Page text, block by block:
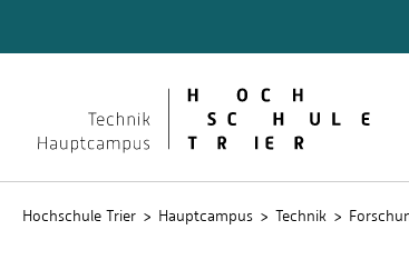
Hochschule Trier Hauptcampus Technik